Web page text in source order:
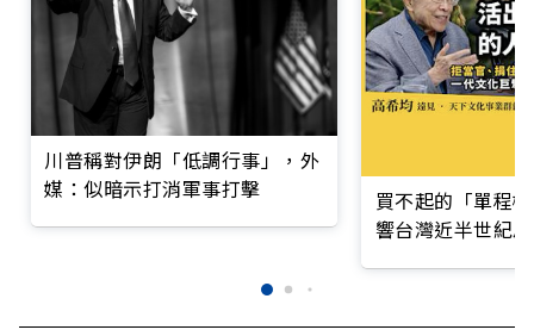
川普稱對伊朗「低調行事」，外
媒：似暗示打消軍事打擊
買不起的「單程
響台灣近半世紀